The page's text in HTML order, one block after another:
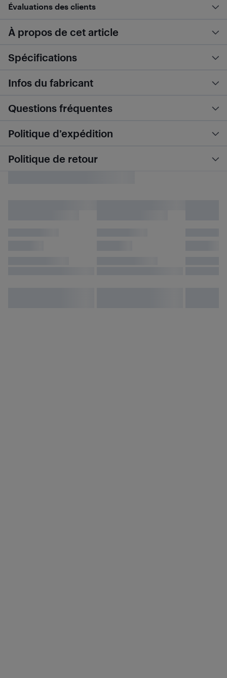
Évaluations des clients
À propos de cet article
Spécifications
Infos du fabricant
Questions fréquentes
Politique d’expédition
Politique de retour